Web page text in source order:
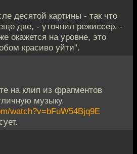
десятой картины - так что
две, - уточнил режиссер. -
окажется на уровне, это
красиво уйти".
на клип из фрагментов
музыку.
watch?v=bFuW54Bjq9E